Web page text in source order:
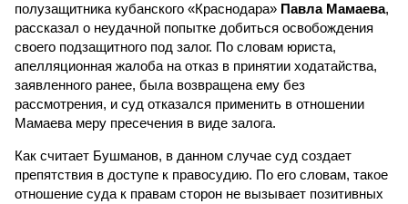
полузащитника кубанского «Краснодара» Павла Мамаева,
рассказал о неудачной попытке добиться освобождения
своего подзащитного под залог. По словам юриста,
апелляционная жалоба на отказ в принятии ходатайства,
заявленного ранее, была возвращена ему без
рассмотрения, и суд отказался применить в отношении
Мамаева меру пресечения в виде залога.
Как считает Бушманов, в данном случае суд создает
препятствия в доступе к правосудию. По его словам, такое
отношение суда к правам сторон не вызывает позитивных